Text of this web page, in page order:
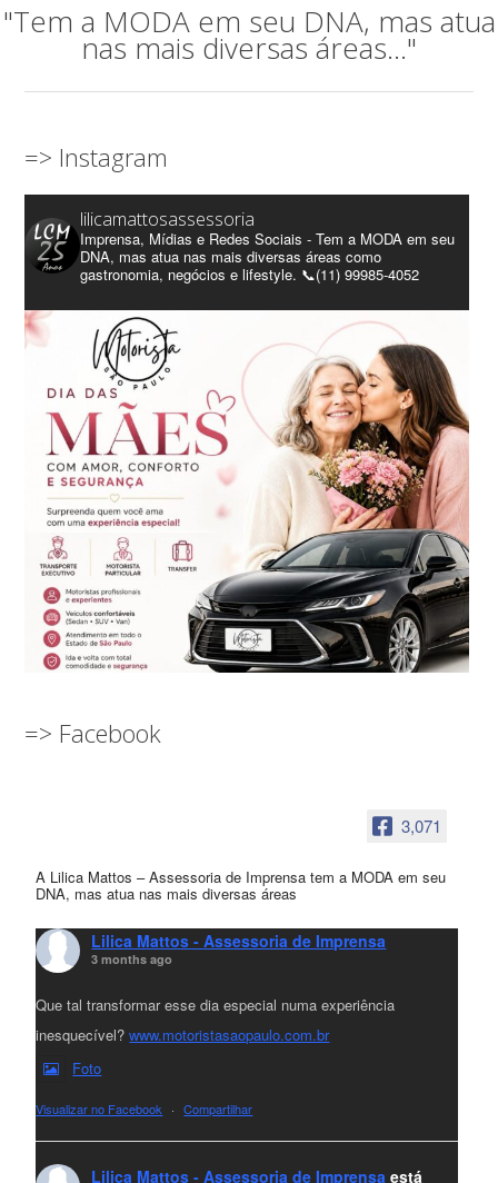
"Tem a MODA em seu DNA, mas atua
nas mais diversas áreas..."
=> Instagram
lilicamattosassessoria
Imprensa, Mídias e Redes Sociais - Tem a MODA em seu
DNA, mas atua nas mais diversas áreas como
gastronomia, negócios e lifestyle. 📞(11) 99985-4052
=> Facebook
3,071
A Lilica Mattos – Assessoria de Imprensa tem a MODA em seu
DNA, mas atua nas mais diversas áreas
Lilica Mattos - Assessoria de Imprensa
3 months ago
Que tal transformar esse dia especial numa experiência
inesquecível?www.motoristasaopaulo.com.br
Foto
Visualizar no Facebook · Compartilhar
Lilica Mattos - Assessoria de Imprensa está